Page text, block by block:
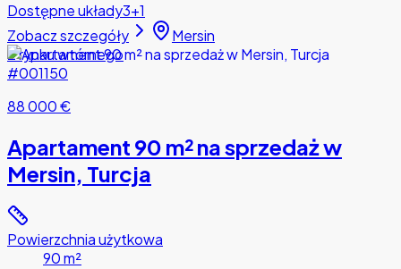
Dostępne układy3+1
Zobacz szczegóły
Mersin
Z rynku wtórnego
#001150
88 000 €
Apartament 90 m² na sprzedaż w
Mersin, Turcja
Powierzchnia użytkowa
90 m²